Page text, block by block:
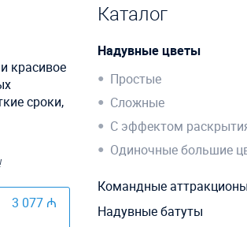
красивое
сроки,
3 077 ₼
Каталог
Надувные цветы
Простые
Сложные
С эффектом
Одиночные большие
Командные аттракционы
Надувные батуты